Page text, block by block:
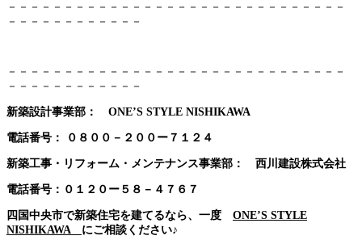
－－－－－－－－－－－－－－－－－－－－－－－－－－－－－－
－－－－－－－－－－－－
－－－－－－－－－－－－－－－－－－－－－－－－－－－－－－
－－－－－－－－－－－－
新築設計事業部： ONE’S STYLE NISHIKAWA
電話番号： ０８００－２００ー７１２４
新築工事・リフォーム・メンテナンス事業部： 西川建設株式会社
電話番号：０１２０ー５８－４７６７
四国中央市で新築住宅を建てるなら、一度 ONE’S STYLE
NISHIKAWA
にご相談ください♪